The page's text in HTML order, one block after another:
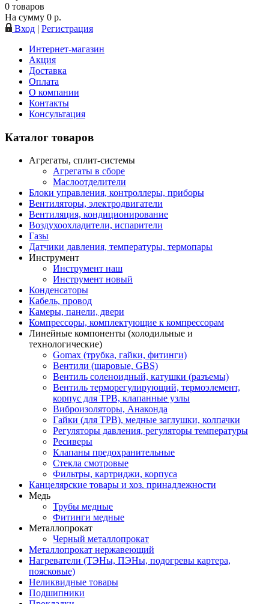
0 товаров
На сумму 0 р.
Вход | Регистрация
Интернет-магазин
Акция
Доставка
Оплата
О компании
Контакты
Консультация
Каталог товаров
Агрегаты, сплит-системы
Агрегаты в сборе
Маслоотделители
Блоки управления, контроллеры, приборы
Вентиляторы, электродвигатели
Вентиляция, кондиционирование
Воздухоохладители, испарители
Газы
Датчики давления, температуры, термопары
Инструмент
Инструмент наш
Инструмент новый
Конденсаторы
Кабель, провод
Камеры, панели, двери
Компрессоры, комплектующие к компрессорам
Линейные компоненты (холодильные и
технологические)
Gomax (трубка, гайки, фитинги)
Вентили (шаровые, GBS)
Вентиль соленоидный, катушки (разъемы)
Вентиль терморегулирующий, термоэлемент,
корпус для ТРВ, клапанные узлы
Виброизоляторы, Анаконда
Гайки (для ТРВ), медные заглушки, колпачки
Регуляторы давления, регуляторы температуры
Ресиверы
Клапаны предохранительные
Стекла смотровые
Фильтры, картриджи, корпуса
Канцелярские товары и хоз. принадлежности
Медь
Трубы медные
Фитинги медные
Металлопрокат
Черный металлопрокат
Металлопрокат нержавеющий
Нагреватели (ТЭНы, ПЭНы, подогревы картера,
поясковые)
Неликвидные товары
Подшипники